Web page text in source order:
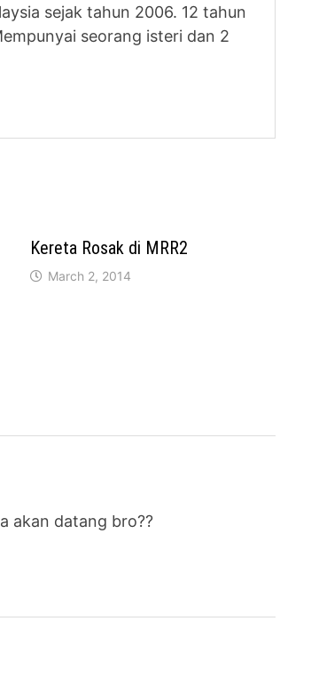
sejak tahun 2006. 12 tahun
seorang isteri dan 2
Kereta Rosak di MRR2
March 2, 2014
akan datang bro??